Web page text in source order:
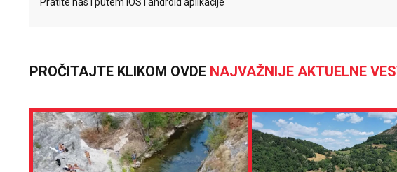
PROČITAJTE KLIKOM OVDE NAJVAŽNIJE AKTUELNE